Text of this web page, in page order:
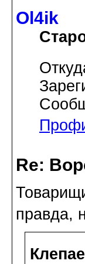
Ol4ik
Re:
правда,